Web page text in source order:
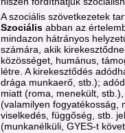
A szociális szövetkezetek
Szociális abban az
mindazon hátrányos
számára, akik
közösséget, humánus,
létre. A kirekesztődés
drága munkaerő, stb.);
miatt (roma, menekült,
(valamilyen fogyatékosság,
viselkedés, függőség, stb.
(munkanélküli, GYES-t